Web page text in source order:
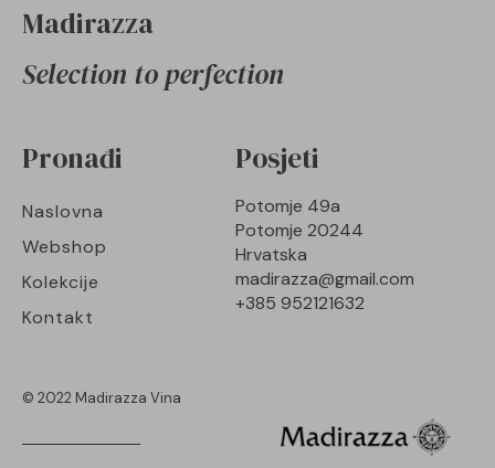
Madirazza
Selection to perfection
Pronađi
Naslovna
Webshop
Kolekcije
Kontakt
Posjeti
Potomje 49a
Potomje 20244
Hrvatska
madirazza@gmail.com
+385 952121632
© 2022 Madirazza Vina